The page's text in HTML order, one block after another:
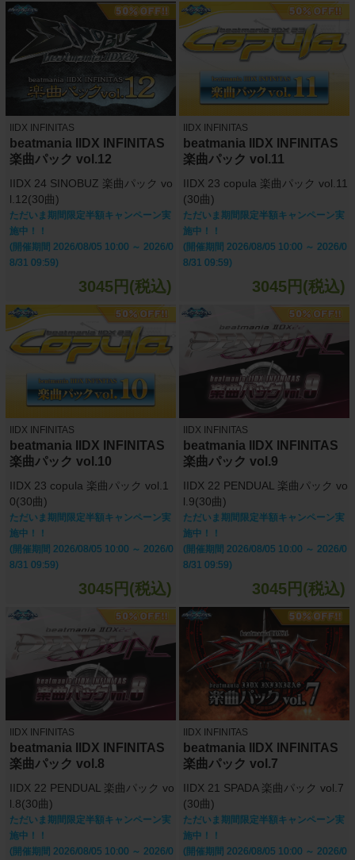
IIDX INFINITAS
beatmania IIDX INFINITAS
楽曲パック vol.12
IIDX 24 SINOBUZ 楽曲パック vo
l.12(30曲)
ただいま期間限定半額キャンペーン実
施中！！
(開催期間 2026/08/05 10:00 ～ 2026/0
8/31 09:59)
3045円(税込)
IIDX INFINITAS
beatmania IIDX INFINITAS
楽曲パック vol.11
IIDX 23 copula 楽曲パック vol.11
(30曲)
ただいま期間限定半額キャンペーン実
施中！！
(開催期間 2026/08/05 10:00 ～ 2026/0
8/31 09:59)
3045円(税込)
IIDX INFINITAS
beatmania IIDX INFINITAS
楽曲パック vol.10
IIDX 23 copula 楽曲パック vol.1
0(30曲)
ただいま期間限定半額キャンペーン実
施中！！
(開催期間 2026/08/05 10:00 ～ 2026/0
8/31 09:59)
3045円(税込)
IIDX INFINITAS
beatmania IIDX INFINITAS
楽曲パック vol.9
IIDX 22 PENDUAL 楽曲パック vo
l.9(30曲)
ただいま期間限定半額キャンペーン実
施中！！
(開催期間 2026/08/05 10:00 ～ 2026/0
8/31 09:59)
3045円(税込)
IIDX INFINITAS
beatmania IIDX INFINITAS
楽曲パック vol.8
IIDX 22 PENDUAL 楽曲パック vo
l.8(30曲)
ただいま期間限定半額キャンペーン実
施中！！
(開催期間 2026/08/05 10:00 ～ 2026/0
IIDX INFINITAS
beatmania IIDX INFINITAS
楽曲パック vol.7
IIDX 21 SPADA 楽曲パック vol.7
(30曲)
ただいま期間限定半額キャンペーン実
施中！！
(開催期間 2026/08/05 10:00 ～ 2026/0